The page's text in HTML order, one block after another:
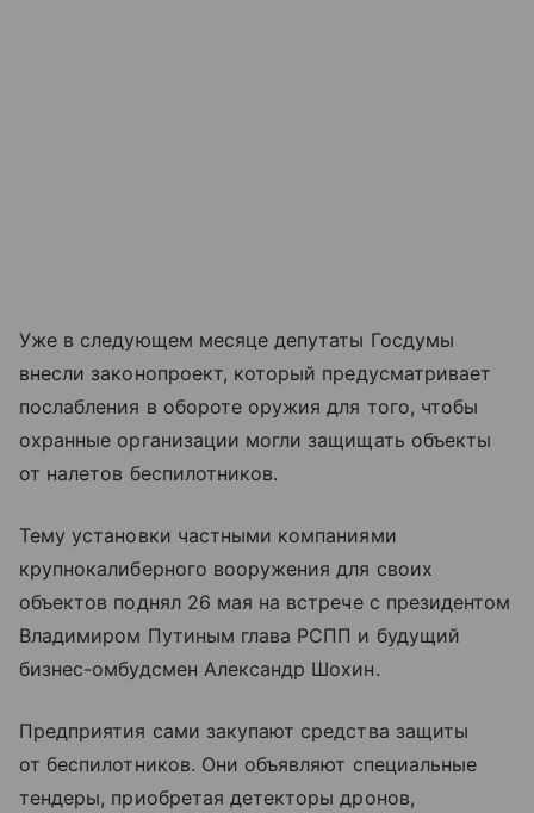
Уже в следующем месяце депутаты Госдумы
внесли законопроект, который предусматривает
послабления в обороте оружия для того, чтобы
охранные организации могли защищать объекты
от налетов беспилотников.
Тему установки частными компаниями
крупнокалиберного вооружения для своих
объектов поднял 26 мая на встрече с президентом
Владимиром Путиным глава РСПП и будущий
бизнес-омбудсмен Александр Шохин.
Предприятия сами закупают средства защиты
от беспилотников. Они объявляют специальные
тендеры, приобретая детекторы дронов,